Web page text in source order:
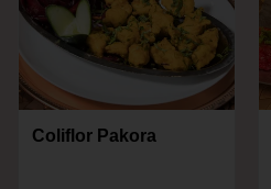
Coliflor Pakora